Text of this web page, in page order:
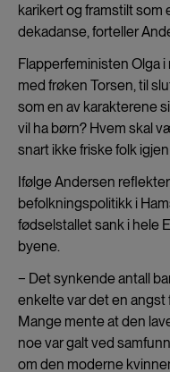
karikert og framstilt
dekadanse, forteller
Flapperfeministen Olga i
med frøken Torsen, til
som en av karakterene
vil ha børn? Hvem skal
snart ikke friske folk
Ifølge Andersen
befolkningspolitikk i
fødselstallet sank i hele
byene.
− Det synkende antall
enkelte var det en
Mange mente at den
noe var galt ved
om den moderne